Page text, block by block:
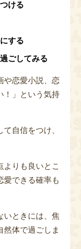
ける
する
ごしてみる
や恋愛小説、恋
！」という気持
自信をつけ、
よりも良いとこ
愛できる確率も
いときには、焦
然体で過ごしま